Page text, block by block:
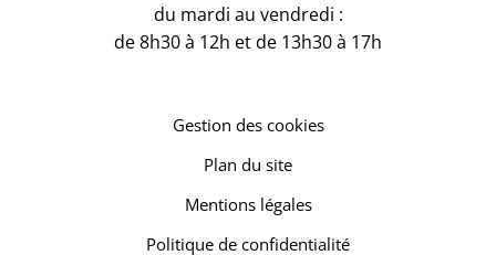
du mardi au vendredi :
de 8h30 à 12h et de 13h30 à 17h
Gestion des cookies
Plan du site
Mentions légales
Politique de confidentialité